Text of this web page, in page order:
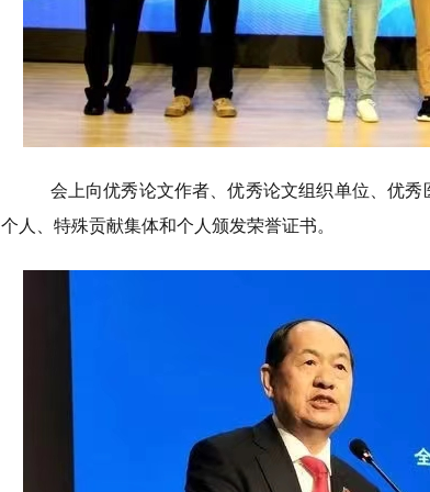
会上向优秀论文作者、优秀论文组织单位、优
个人、特殊贡献集体和个人颁发荣誉证书。